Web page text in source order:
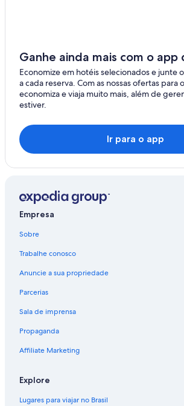
Ganhe ainda mais com o app
Economize em hotéis selecionados e junte
a cada reserva. Com as nossas ofertas para
economiza e viaja muito mais, além de
estiver.
Ir para o app
Empresa
Sobre
Trabalhe conosco
Anuncie a sua propriedade
Parcerias
Sala de imprensa
Propaganda
Affiliate Marketing
Explore
Lugares para viajar no Brasil